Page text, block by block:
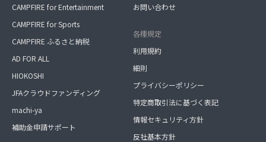
CAMPFIRE for Entertainment
CAMPFIRE for Sports
CAMPFIRE ふるさと納税
AD FOR ALL
HIOKOSHI
JFAクラウドファンディング
machi-ya
補助金申請サポート
お問い合わせ
各種規定
利用規約
細則
プライバシーポリシー
特定商取引法に基づく表記
情報セキュリティ方針
反社基本方針